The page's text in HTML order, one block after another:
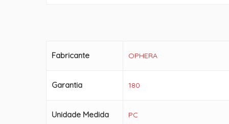
Fabricante OPHERA
Garantia 180
Unidade Medida PC